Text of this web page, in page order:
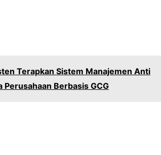
Terapkan Sistem Manajemen Anti
Perusahaan Berbasis GCG